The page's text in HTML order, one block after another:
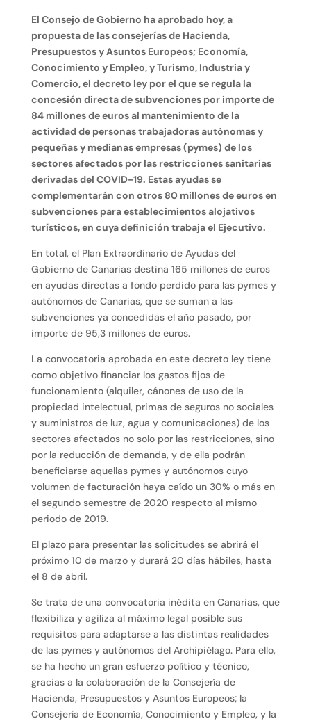
El Consejo de Gobierno ha aprobado hoy, a
propuesta de las consejerías de Hacienda,
Presupuestos y Asuntos Europeos; Economía,
Conocimiento y Empleo, y Turismo, Industria y
Comercio, el decreto ley por el que se regula la
concesión directa de subvenciones por importe de
84 millones de euros al mantenimiento de la
actividad de personas trabajadoras autónomas y
pequeñas y medianas empresas (pymes) de los
sectores afectados por las restricciones sanitarias
derivadas del COVID-19. Estas ayudas se
complementarán con otros 80 millones de euros en
subvenciones para establecimientos alojativos
turísticos, en cuya definición trabaja el Ejecutivo.
En total, el Plan Extraordinario de Ayudas del
Gobierno de Canarias destina 165 millones de euros
en ayudas directas a fondo perdido para las pymes y
autónomos de Canarias, que se suman a las
subvenciones ya concedidas el año pasado, por
importe de 95,3 millones de euros.
La convocatoria aprobada en este decreto ley tiene
como objetivo financiar los gastos fijos de
funcionamiento (alquiler, cánones de uso de la
propiedad intelectual, primas de seguros no sociales
y suministros de luz, agua y comunicaciones) de los
sectores afectados no solo por las restricciones, sino
por la reducción de demanda, y de ella podrán
beneficiarse aquellas pymes y autónomos cuyo
volumen de facturación haya caído un 30% o más en
el segundo semestre de 2020 respecto al mismo
periodo de 2019.
El plazo para presentar las solicitudes se abrirá el
próximo 10 de marzo y durará 20 días hábiles, hasta
el 8 de abril.
Se trata de una convocatoria inédita en Canarias, que
flexibiliza y agiliza al máximo legal posible sus
requisitos para adaptarse a las distintas realidades
de las pymes y autónomos del Archipiélago. Para ello,
se ha hecho un gran esfuerzo político y técnico,
gracias a la colaboración de la Consejería de
Hacienda, Presupuestos y Asuntos Europeos; la
Consejería de Economía, Conocimiento y Empleo, y la